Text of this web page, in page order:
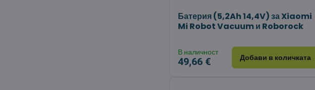
Батерия (5,2Ah 14,4V) за Xiaomi
Mi Robot Vacuum и Roborock
В наличност
49,66 € Добави в количката